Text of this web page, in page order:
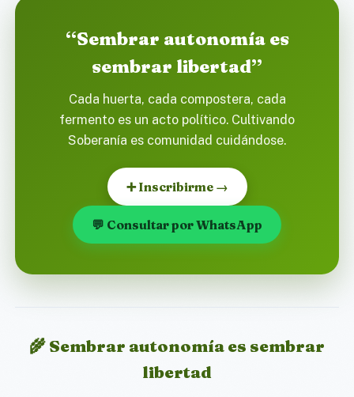
“Sembrar autonomía es
sembrar libertad”
Cada huerta, cada compostera, cada
fermento es un acto político. Cultivando
Soberanía es comunidad cuidándose.
➕ Inscribirme →
💬 Consultar por WhatsApp
🌾 Sembrar autonomía es sembrar
libertad